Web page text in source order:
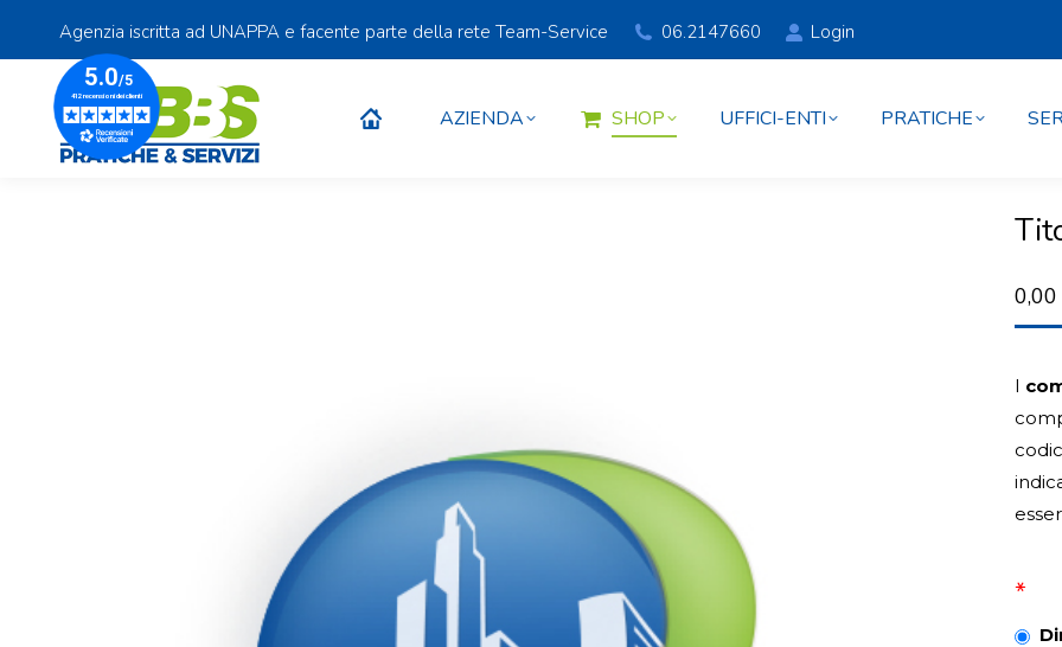
Agenzia iscritta ad UNAPPA e facente parte della rete Team-Service 06.2147660 Login
AZIENDA SHOP UFFICI-ENTI PRATICHE
I
*
AZIENDA SHOP UFFICI-ENTI